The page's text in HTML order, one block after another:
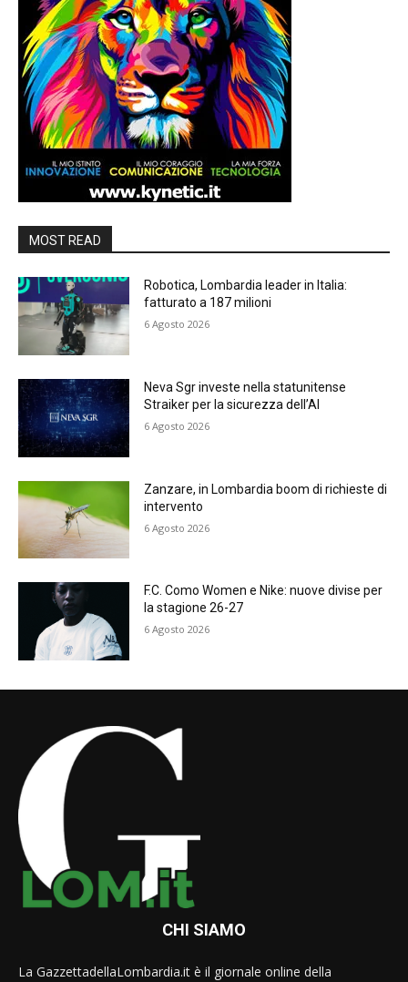
MOST READ
Robotica, Lombardia leader in Italia:
fatturato a 187 milioni
6 Agosto 2026
Neva Sgr investe nella statunitense
Straiker per la sicurezza dell’AI
6 Agosto 2026
Zanzare, in Lombardia boom di richieste di
intervento
6 Agosto 2026
F.C. Como Women e Nike: nuove divise per
la stagione 26-27
6 Agosto 2026
CHI SIAMO
La GazzettadellaLombardia.it è il giornale online della